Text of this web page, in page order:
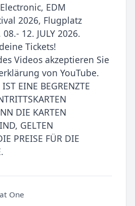
EDM
2026, Flugplatz
12. JULY 2026.
Tickets!
Videos akzeptieren Sie
von YouTube.
EINE BEGRENZTE
DIE KARTEN
GELTEN
PREISE FÜR DIE
One